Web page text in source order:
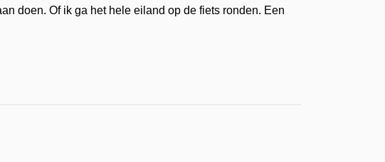
doen. Of ik ga het hele eiland op de fiets ronden. Een